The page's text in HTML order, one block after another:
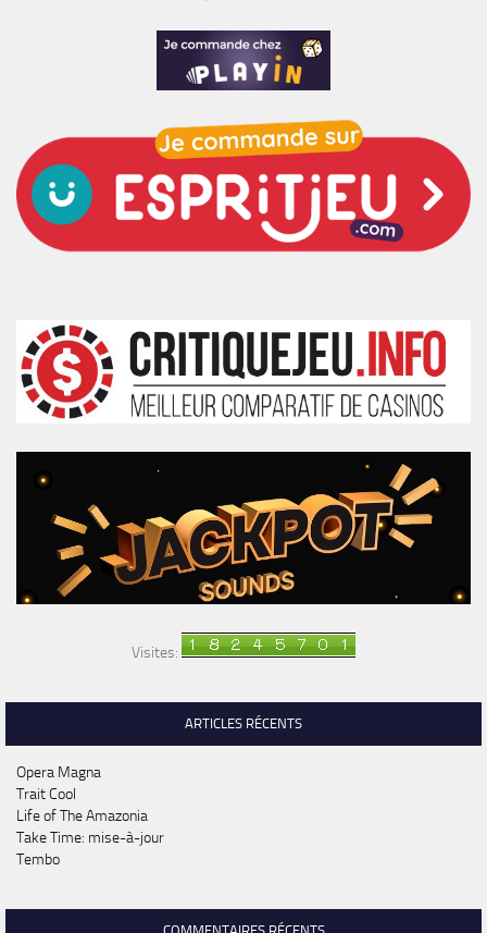
Visites:
ARTICLES RÉCENTS
Opera Magna
Trait Cool
Life of The Amazonia
Take Time: mise-à-jour
Tembo